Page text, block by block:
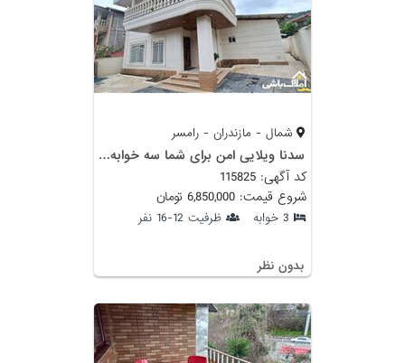
شمال - مازندران - رامسر
سدنا ویلایی امن برای شما سه خوابه استخردار در دل کوهستان و جنگل
کد آگهی: 115825
شروع قیمت: 6,850,000 تومان
3 خوابه ظرفیت 12-16 نفر
بدون نظر